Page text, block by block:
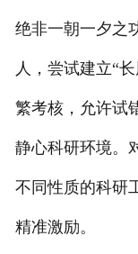
绝非一朝一夕之
人，尝试建立“
繁考核，允许试
静心科研环境。
不同性质的科研
精准激励。